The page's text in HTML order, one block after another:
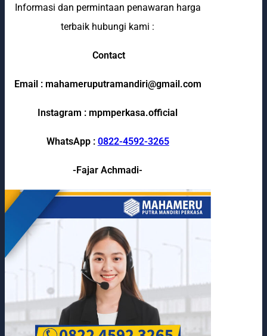
Informasi dan permintaan penawaran harga
terbaik hubungi kami :
Contact
Email : mahameruputramandiri@gmail.com
Instagram : mpmperkasa.official
WhatsApp : 0822-4592-3265
-Fajar Achmadi-